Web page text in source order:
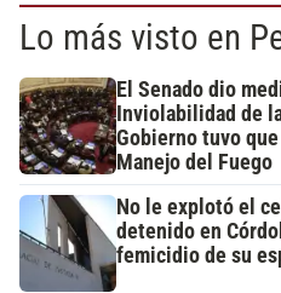
Lo más visto en
El Senado dio
Inviolabilidad de
Gobierno tuvo
Manejo del Fuego
No le explotó el
detenido en
femicidio de su